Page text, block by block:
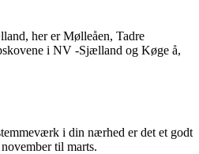
her er Mølleåen, Tadre
i NV -Sjælland og Køge å,
i din nærhed er det et godt
til marts.